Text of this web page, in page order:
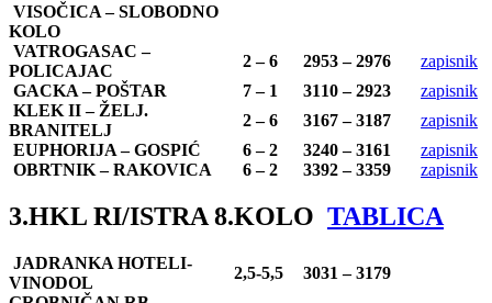
VISOČICA – SLOBODNO
KOLO
VATROGASAC –
POLICAJAC
2 – 6 2953 – 2976
zapisnik
GACKA – POŠTAR
7 – 1 3110 – 2923
zapisnik
KLEK II – ŽELJ.
BRANITELJ
2 – 6 3167 – 3187
zapisnik
EUPHORIJA – GOSPIĆ
6 – 2 3240 – 3161
zapisnik
OBRTNIK – RAKOVICA
6 – 2 3392 – 3359 zapisnik
3.HKL RI/ISTRA 8.KOLO TABLICA
JADRANKA HOTELI-
VINODOL
2,5-5,5
3031 – 3179